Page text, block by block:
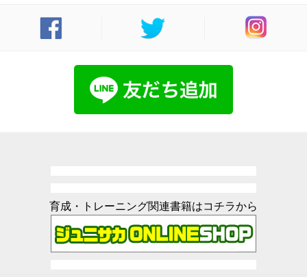
育成・トレーニング関連書籍はコチラから